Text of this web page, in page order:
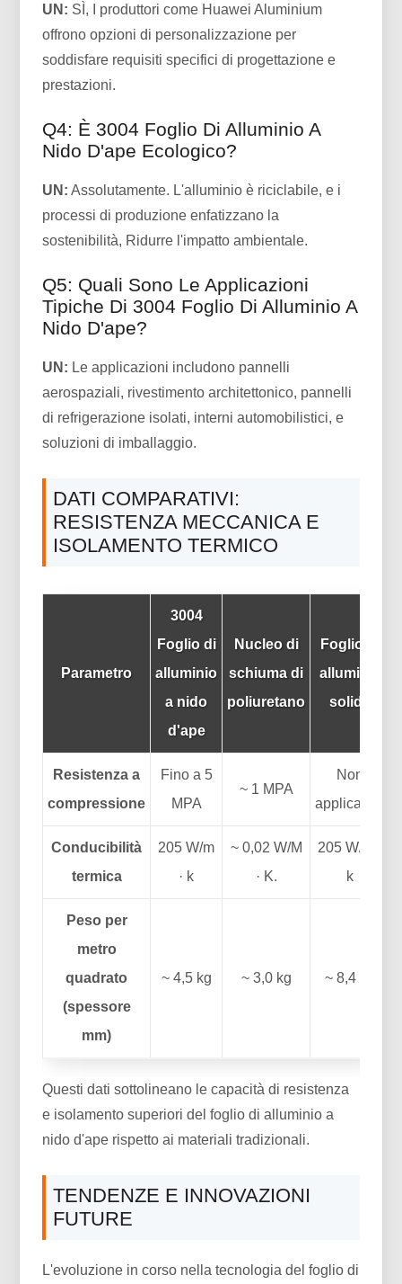
UN: SÌ, I produttori come Huawei Aluminium
offrono opzioni di personalizzazione per
soddisfare requisiti specifici di progettazione e
prestazioni.
Q4: È 3004 Foglio Di Alluminio A
Nido D'ape Ecologico?
UN: Assolutamente. L'alluminio è riciclabile, e i
processi di produzione enfatizzano la
sostenibilità, Ridurre l'impatto ambientale.
Q5: Quali Sono Le Applicazioni
Tipiche Di 3004 Foglio Di Alluminio A
Nido D'ape?
UN: Le applicazioni includono pannelli
aerospaziali, rivestimento architettonico, pannelli
di refrigerazione isolati, interni automobilistici, e
soluzioni di imballaggio.
DATI COMPARATIVI:
RESISTENZA MECCANICA E
ISOLAMENTO TERMICO
Parametro
3004
Foglio di
alluminio
a nido
d'ape
Nucleo di
schiuma di
poliuretano
Foglio di
alluminio
solido
Resistenza a
compressione
Fino a 5
MPA
~ 1 MPA
Non
applicabile
Conducibilità
termica
205 W/m
· k
~ 0,02 W/M
· K.
205 W/m ·
k
Peso per
metro
quadrato
(spessore
mm)
~ 4,5 kg ~ 3,0 kg ~ 8,4 kg
Questi dati sottolineano le capacità di resistenza
e isolamento superiori del foglio di alluminio a
nido d'ape rispetto ai materiali tradizionali.
TENDENZE E INNOVAZIONI
FUTURE
L'evoluzione in corso nella tecnologia del foglio di